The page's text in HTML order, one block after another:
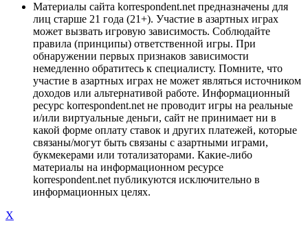
Материалы сайта korrespondent.net предназначены для
лиц старше 21 года (21+). Участие в азартных играх
может вызвать игровую зависимость. Соблюдайте
правила (принципы) ответственной игры. При
обнаружении первых признаков зависимости
немедленно обратитесь к специалисту. Помните, что
участие в азартных играх не может являться источником
доходов или альтернативой работе. Информационный
ресурс korrespondent.net не проводит игры на реальные
и/или виртуальные деньги, сайт не принимает ни в
какой форме оплату ставок и других платежей, которые
связаны/могут быть связаны с азартными играми,
букмекерами или тотализаторами. Какие-либо
материалы на информационном ресурсе
korrespondent.net публикуются исключительно в
информационных целях.
X